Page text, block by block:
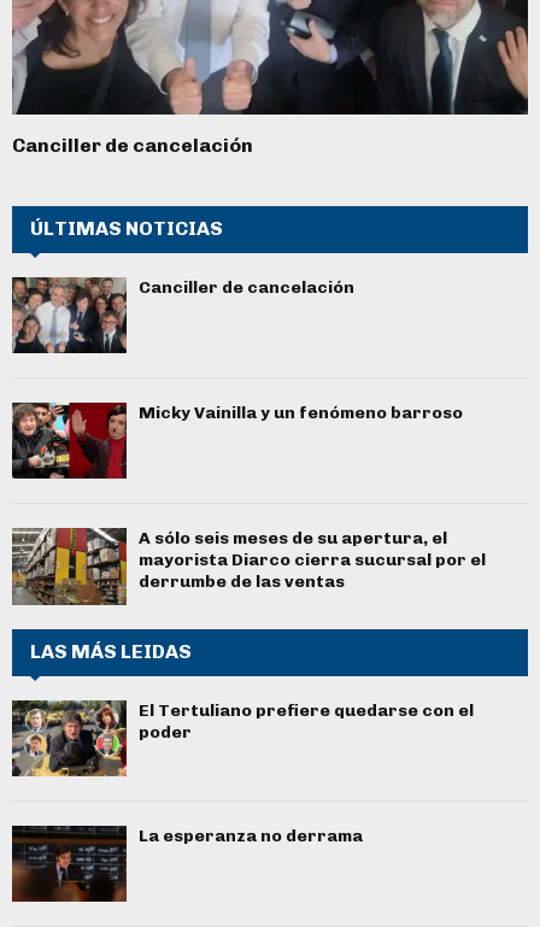
Canciller de cancelación
ÚLTIMAS NOTICIAS
Canciller de cancelación
Micky Vainilla y un fenómeno barroso
A sólo seis meses de su apertura, el
mayorista Diarco cierra sucursal por el
derrumbe de las ventas
LAS MÁS LEIDAS
El Tertuliano prefiere quedarse con el
poder
La esperanza no derrama